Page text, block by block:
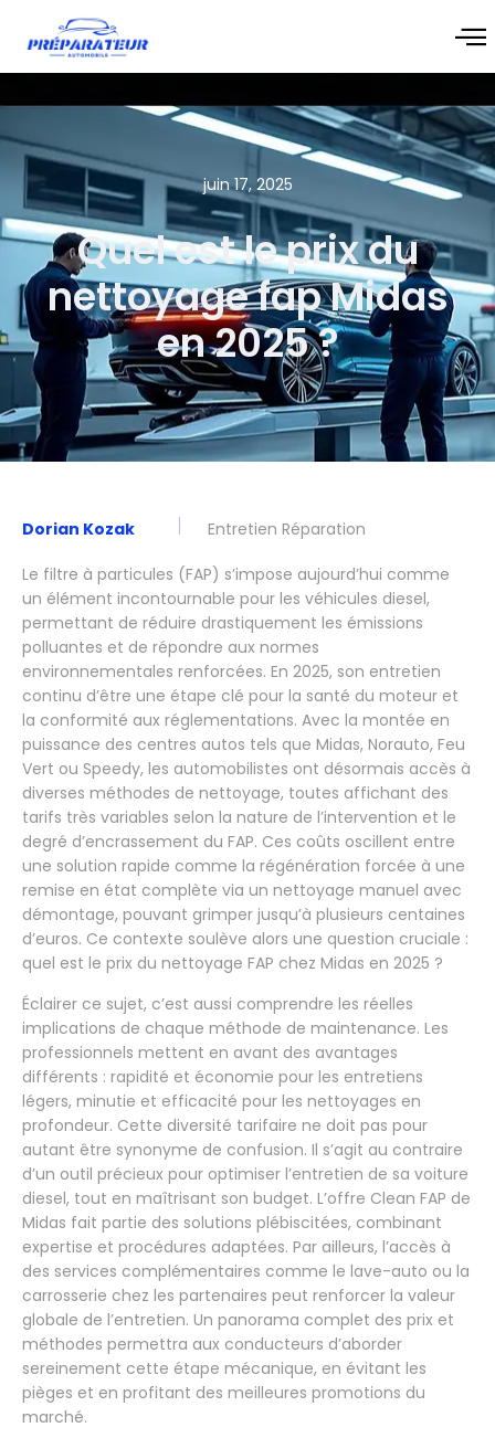
juin 17, 2025
Quel est le prix du
nettoyage fap Midas
en 2025 ?
Dorian Kozak Entretien Réparation
Le filtre à particules (FAP) s’impose aujourd’hui comme
un élément incontournable pour les véhicules diesel,
permettant de réduire drastiquement les émissions
polluantes et de répondre aux normes
environnementales renforcées. En 2025, son entretien
continu d’être une étape clé pour la santé du moteur et
la conformité aux réglementations. Avec la montée en
puissance des centres autos tels que Midas, Norauto, Feu
Vert ou Speedy, les automobilistes ont désormais accès à
diverses méthodes de nettoyage, toutes affichant des
tarifs très variables selon la nature de l’intervention et le
degré d’encrassement du FAP. Ces coûts oscillent entre
une solution rapide comme la régénération forcée à une
remise en état complète via un nettoyage manuel avec
démontage, pouvant grimper jusqu’à plusieurs centaines
d’euros. Ce contexte soulève alors une question cruciale :
quel est le prix du nettoyage FAP chez Midas en 2025 ?
Éclairer ce sujet, c’est aussi comprendre les réelles
implications de chaque méthode de maintenance. Les
professionnels mettent en avant des avantages
différents : rapidité et économie pour les entretiens
légers, minutie et efficacité pour les nettoyages en
profondeur. Cette diversité tarifaire ne doit pas pour
autant être synonyme de confusion. Il s’agit au contraire
d’un outil précieux pour optimiser l’entretien de sa voiture
diesel, tout en maîtrisant son budget. L’offre Clean FAP de
Midas fait partie des solutions plébiscitées, combinant
expertise et procédures adaptées. Par ailleurs, l’accès à
des services complémentaires comme le lave-auto ou la
carrosserie chez les partenaires peut renforcer la valeur
globale de l’entretien. Un panorama complet des prix et
méthodes permettra aux conducteurs d’aborder
sereinement cette étape mécanique, en évitant les
pièges et en profitant des meilleures promotions du
marché.